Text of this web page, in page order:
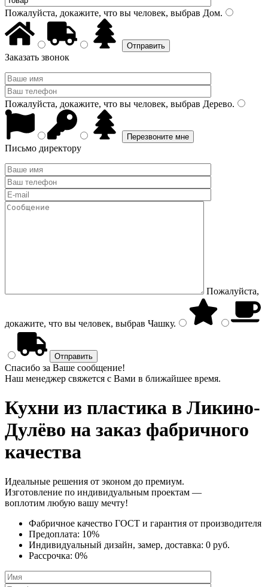
Пожалуйста, докажите, что вы человек, выбрав Дом.
Заказать звонок
Пожалуйста, докажите, что вы человек, выбрав Дерево.
Письмо директору
Пожалуйста,
докажите, что вы человек, выбрав Чашку.
Спасибо за Ваше сообщение!
Наш менеджер свяжется с Вами в ближайшее время.
Кухни из пластика в Ликино-
Дулёво на заказ фабричного
качества
Идеальные решения от эконом до премиум.
Изготовление по индивидуальным проектам —
воплотим любую вашу мечту!
Фабричное качество ГОСТ и гарантия от производителя
Предоплата: 10%
Индивидуальный дизайн, замер, доставка: 0 руб.
Рассрочка: 0%